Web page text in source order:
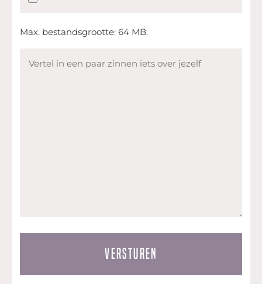
Max. bestandsgrootte: 64 MB.